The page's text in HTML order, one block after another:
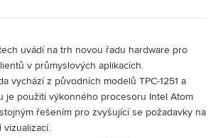
uvádí na trh novou řadu hardware pro
v průmyslových aplikacích.
vychází z původních modelů TPC-1251 a
je použití výkonného procesoru Intel Atom
řešením pro zvyšující se požadavky na
vizualizací.